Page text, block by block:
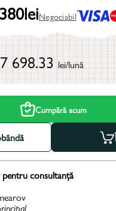
leiNegociabil
698.33 lei/lună
Cumpără acum
pentru consultanță